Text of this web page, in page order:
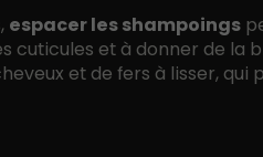
espacer les shampoings
cuticules et à donner de la
et de fers à lisser,